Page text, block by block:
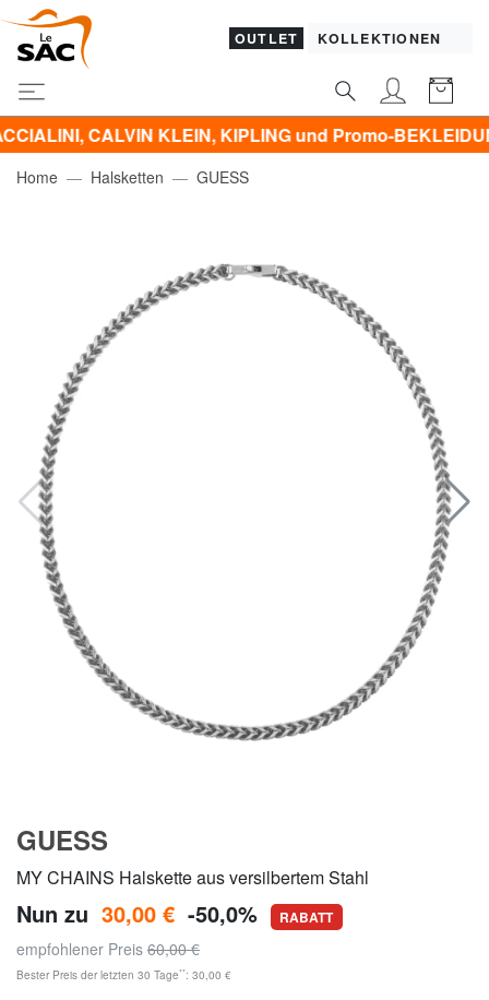
OUTLET KOLLEKTIONEN
CALVIN KLEIN, KIPLING und Promo-BEKLEIDUNG -
Home Halsketten GUESS
GUESS
MY CHAINS Halskette aus versilbertem Stahl
Nun zu 30,00 € -50,0% RABATT
empfohlener Preis 60,00 €
Bester Preis der letzten 30 Tage**: 30,00 €